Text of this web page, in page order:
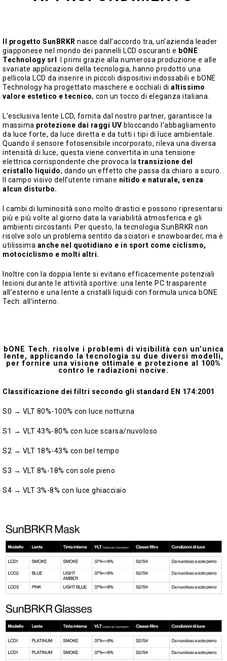
Il progetto SunBRKR nasce dall’accordo tra, un’azienda leader
giapponese nel mondo dei pannelli LCD oscuranti e bONE
Technology srl
. I primi grazie alla numerosa produzione e alle
svariate applicazioni della tecnologia, hanno prodotto una
pellicola LCD da inserire in piccoli dispositivi indossabili e bONE
Technology ha progettato maschere e occhiali di altissimo
valore estetico e tecnico, con un tocco di eleganza italiana.
L’esclusiva lente LCD, fornita dal nostro partner, garantisce la
massima protezione dai raggi UV bloccando l’abbagliamento
da luce forte, da luce diretta e da tutti i tipi di luce ambientale.
Quando il sensore fotosensibile incorporato, rileva una diversa
intensità di luce, questa viene convertita in una tensione
elettrica corrispondente che provoca la transizione del
cristallo liquido, dando un effetto che passa da chiaro a scuro.
Il campo visivo dell’utente rimane nitido e naturale, senza
alcun disturbo.
I cambi di luminosità sono molto drastici e possono ripresentarsi
più e più volte al giorno data la variabilità atmosferica e gli
ambienti circostanti. Per questo, la tecnologia SunBRKR non
risolve solo un problema sentito da sciatori e snowboarder, ma è
utilissima anche nel quotidiano e in sport come ciclismo,
motociclismo e molti altri.
Inoltre con la doppia lente si evitano efficacemente potenziali
lesioni durante le attività sportive: una lente PC trasparente
all’esterno e una lente a cristalli liquidi con formula unica bONE
Tech. all’interno.
bONE Tech. risolve i problemi di visibilità con un’unica
lente, applicando la tecnologia su due diversi modelli,
per fornire una visione ottimale e protezione al 100%
contro le radiazioni nocive.
Classificazione dei filtri secondo gli standard EN 174:2001
S0 → VLT 80%-100% con luce notturna
S1 → VLT 43%-80% con luce scarsa/nuvoloso
S2 → VLT 18%-43% con bel tempo
S3 → VLT 8%-18% con sole pieno
S4 → VLT 3%-8% con luce ghiacciaio